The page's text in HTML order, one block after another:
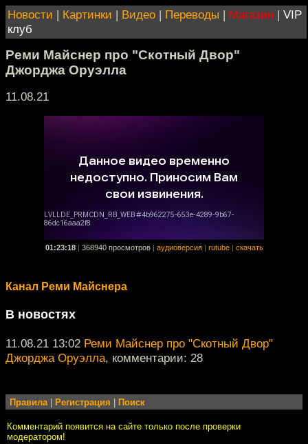
Новости | Картинки | Видео | Переводы | Магазин | VIP
клуб
Реми Майснер про "Скотный Двор"
Джорджа Оруэлла
11.08.21
01:23:18 368940 просмотров аудиоверсия rutube скачать
Канал Реми Майснера
В новостях
11.08.21 13:02 Реми Майснер про "Скотный Двор"
Джорджа Оруэлла, комментарии: 28
Правила| Регистрация Поиск
Комментарий появится на сайте только после проверки
модератором!